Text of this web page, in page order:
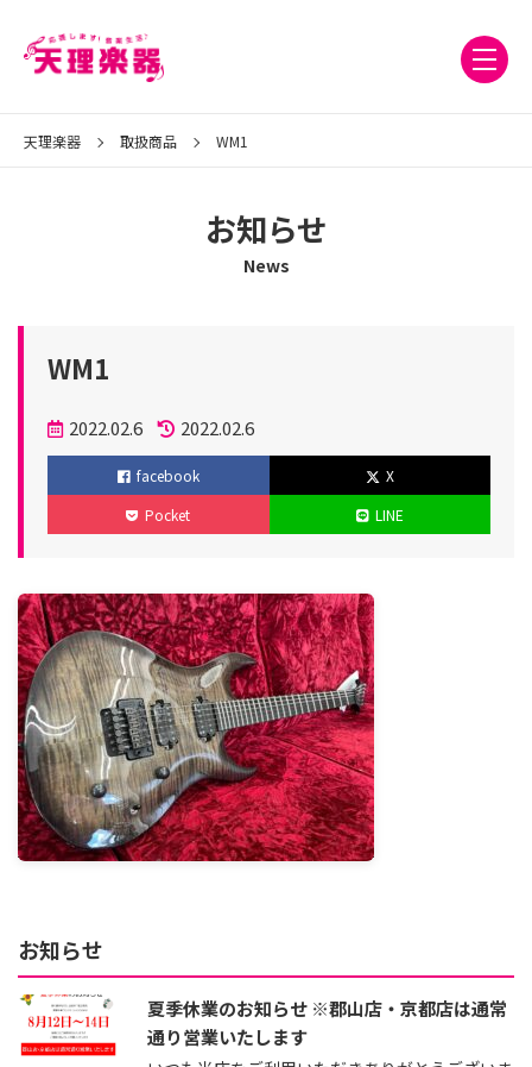
天理楽器 取扱商品 WM1
お知らせ
News
WM1
投
稿
日
2022.02.6
更
新
2022.02.6
facebook
X
Pocket
LINE
お知らせ
夏季休業のお知らせ ※郡山店・京都店は通常
通り営業いたします